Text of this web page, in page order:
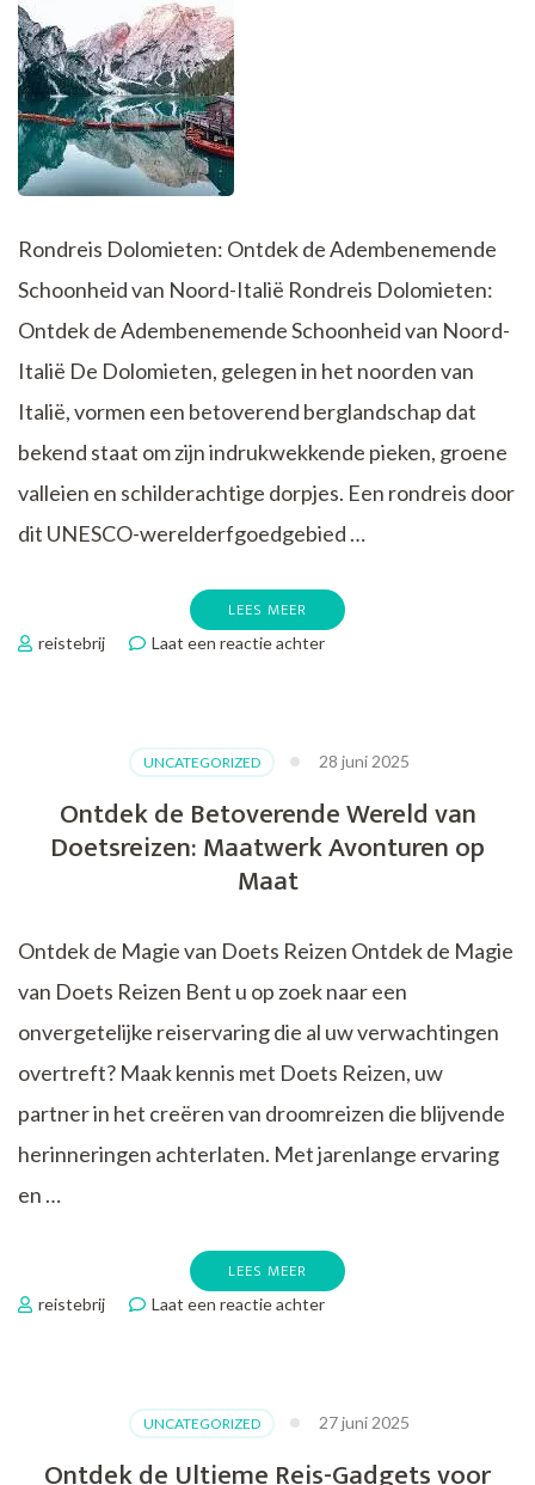
Rondreis Dolomieten: Ontdek de Adembenemende
Schoonheid van Noord-Italië Rondreis Dolomieten:
Ontdek de Adembenemende Schoonheid van Noord-
Italië De Dolomieten, gelegen in het noorden van
Italië, vormen een betoverend berglandschap dat
bekend staat om zijn indrukwekkende pieken, groene
valleien en schilderachtige dorpjes. Een rondreis door
dit UNESCO-werelderfgoedgebied …
LEES MEER
reistebrij Laat een reactie achterop
van
Dolomieten
tijdens
UNCATEGORIZED 28 juni 2025
Ontdek de Betoverende Wereld van
Doetsreizen: Maatwerk Avonturen op
Maat
Ontdek de Magie van Doets Reizen Ontdek de Magie
van Doets Reizen Bent u op zoek naar een
onvergetelijke reiservaring die al uw verwachtingen
overtreft? Maak kennis met Doets Reizen, uw
partner in het creëren van droomreizen die blijvende
herinneringen achterlaten. Met jarenlange ervaring
en …
LEES MEER
reistebrij Laat een reactie achterop
van
Maatwerk
UNCATEGORIZED 27 juni 2025
Ontdek de Ultieme Reis-Gadgets voor